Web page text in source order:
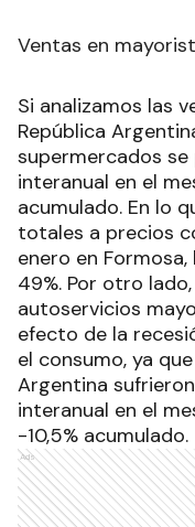
Ventas en
Si analizamos las
República
supermercados
interanual en el
acumulado. En lo
totales a precios
enero en
49%. Por otro
autoservicios
efecto de la
el consumo, ya
Argentina
interanual en el
-10,5% acumulado.
Ads